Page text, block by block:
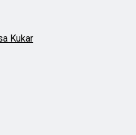
Kukar